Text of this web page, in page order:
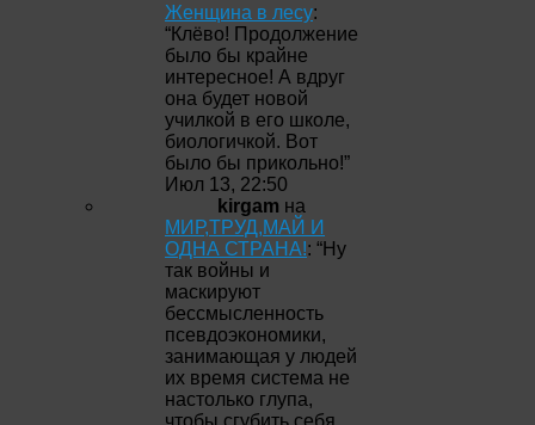
Женщина в лесу:
“Клёво! Продолжение
было бы крайне
интересное! А вдруг
она будет новой
училкой в его школе,
биологичкой. Вот
было бы прикольно!”
Июл 13, 22:50
kirgam на
МИР,ТРУД,МАЙ И
ОДНА СТРАНА!: “Ну
так войны и
маскируют
бессмысленность
псевдоэкономики,
занимающая у людей
их время система не
настолько глупа,
чтобы сгубить себя